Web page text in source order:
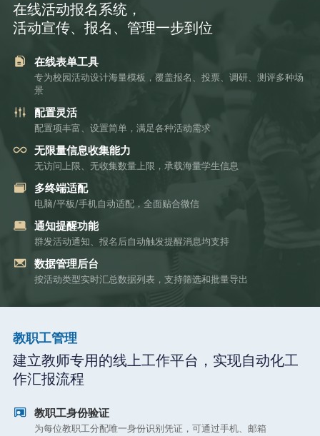
在线活动报名系统，
活动宣传、报名、管理一步到位
在线表单工具
专为校园活动设计海量模板，覆盖报名、投票、调研、测评多种场
景
配置灵活
配置项丰富、设置简单，满足各种活动需求
无限量信息收集能力
无访问上限、无收集数量上限，承载海量学生信息
多终端适配
电脑/平板/手机自动适配，全面贴合微信
通知提醒功能
群发活动通知、报名后自动触发提醒消息均支持
数据管理后台
按活动类型实时汇总数据列表，支持筛选和批量导出
教职工管理
建立教师专用的线上工作平台，实现自动化工
作汇报流程
教职工身份验证
为每位教职工分配唯一身份识别凭证，可通过手机、邮箱